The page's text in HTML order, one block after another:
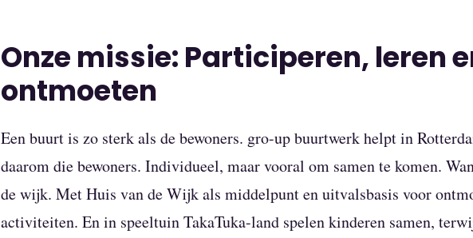
Onze missie: Participeren, leren
ontmoeten
Een buurt is zo sterk als de bewoners. gro-up buurtwerk helpt in
daarom die bewoners. Individueel, maar vooral om samen te komen.
de wijk. Met Huis van de Wijk als middelpunt en uitvalsbasis voor
activiteiten. En in speeltuin TakaTuka-land spelen kinderen samen,